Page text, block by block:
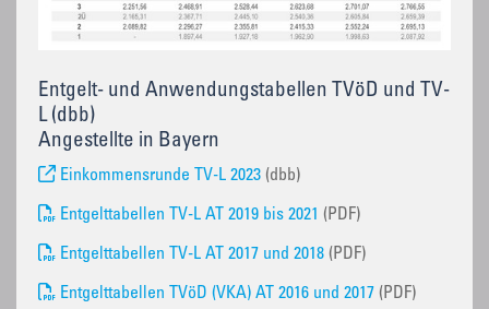
Entgelt- und Anwendungstabellen TVöD und TV-
L (dbb)
Angestellte in Bayern
Einkommensrunde TV-L 2023 (dbb)
Entgelttabellen TV-L AT 2019 bis 2021 (PDF)
Entgelttabellen TV-L AT 2017 und 2018 (PDF)
Entgelttabellen TVöD (VKA) AT 2016 und 2017 (PDF)